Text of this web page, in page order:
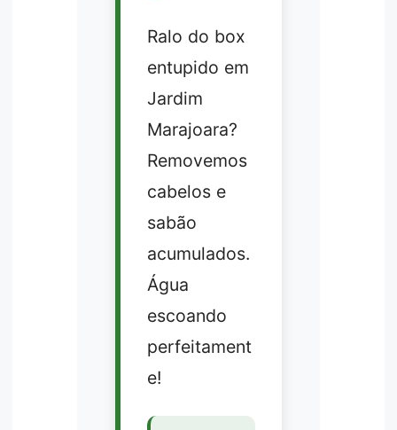
Ralo do box
entupido em
Jardim
Marajoara?
Removemos
cabelos e
sabão
acumulados.
Água
escoando
perfeitament
e!